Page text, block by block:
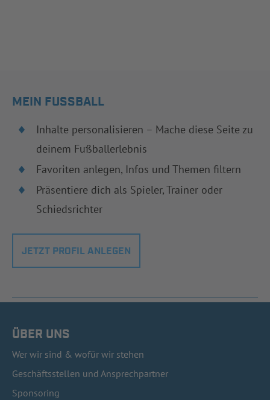
MEIN FUSSBALL
Inhalte personalisieren – Mache diese Seite zu
deinem Fußballerlebnis
Favoriten anlegen, Infos und Themen filtern
Präsentiere dich als Spieler, Trainer oder
Schiedsrichter
JETZT PROFIL ANLEGEN
ÜBER UNS
Wer wir sind & wofür wir stehen
Geschäftsstellen und Ansprechpartner
Sponsoring